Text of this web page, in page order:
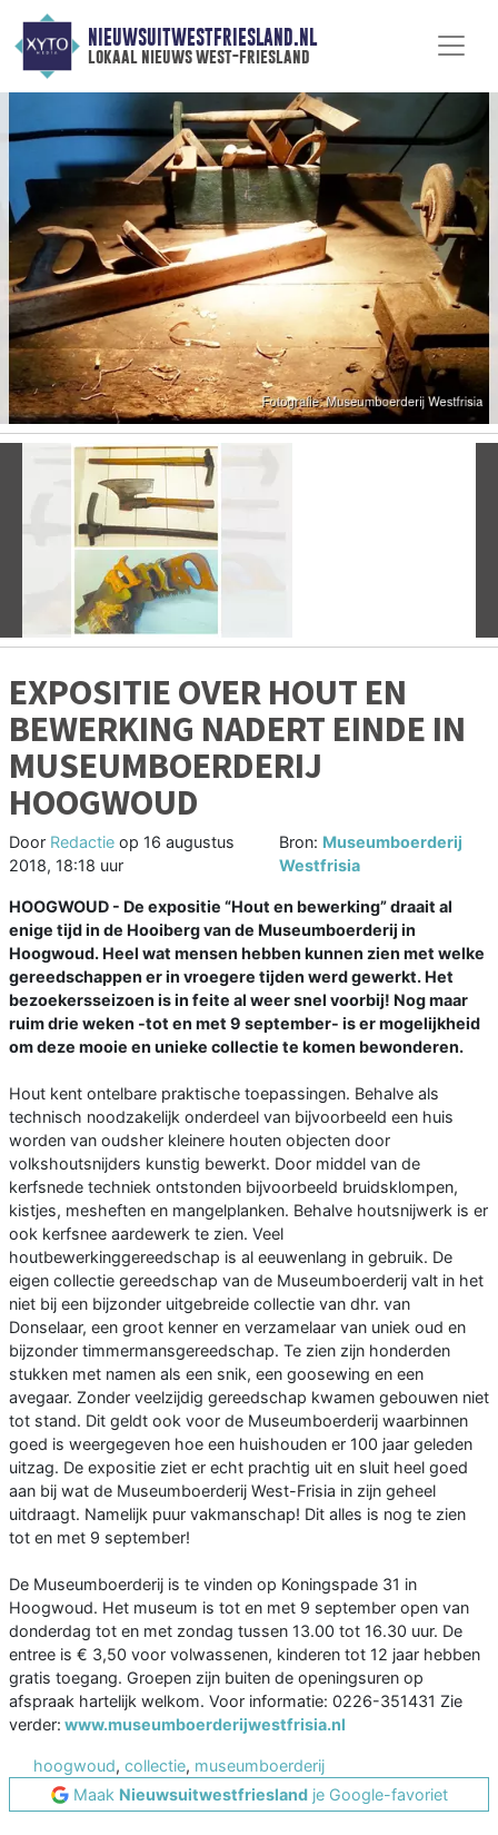
NIEUWSUITWESTFRIESLAND.NL
lokaal nieuws west-friesland
EXPOSITIE OVER HOUT EN
BEWERKING NADERT EINDE IN
MUSEUMBOERDERIJ
HOOGWOUD
Door Redactie op 16 augustus
2018, 18:18 uur
Bron: Museumboerderij
Westfrisia
HOOGWOUD - De expositie “Hout en bewerking” draait al
enige tijd in de Hooiberg van de Museumboerderij in
Hoogwoud. Heel wat mensen hebben kunnen zien met welke
gereedschappen er in vroegere tijden werd gewerkt. Het
bezoekersseizoen is in feite al weer snel voorbij! Nog maar
ruim drie weken -tot en met 9 september- is er mogelijkheid
om deze mooie en unieke collectie te komen bewonderen.
Hout kent ontelbare praktische toepassingen. Behalve als
technisch noodzakelijk onderdeel van bijvoorbeeld een huis
worden van oudsher kleinere houten objecten door
volkshoutsnijders kunstig bewerkt. Door middel van de
kerfsnede techniek ontstonden bijvoorbeeld bruidsklompen,
kistjes, mesheften en mangelplanken. Behalve houtsnijwerk is er
ook kerfsnee aardewerk te zien. Veel
houtbewerkinggereedschap is al eeuwenlang in gebruik. De
eigen collectie gereedschap van de Museumboerderij valt in het
niet bij een bijzonder uitgebreide collectie van dhr. van
Donselaar, een groot kenner en verzamelaar van uniek oud en
bijzonder timmermansgereedschap. Te zien zijn honderden
stukken met namen als een snik, een goosewing en een
avegaar. Zonder veelzijdig gereedschap kwamen gebouwen niet
tot stand. Dit geldt ook voor de Museumboerderij waarbinnen
goed is weergegeven hoe een huishouden er 100 jaar geleden
uitzag. De expositie ziet er echt prachtig uit en sluit heel goed
aan bij wat de Museumboerderij West-Frisia in zijn geheel
uitdraagt. Namelijk puur vakmanschap! Dit alles is nog te zien
tot en met 9 september!
De Museumboerderij is te vinden op Koningspade 31 in
Hoogwoud. Het museum is tot en met 9 september open van
donderdag tot en met zondag tussen 13.00 tot 16.30 uur. De
entree is € 3,50 voor volwassenen, kinderen tot 12 jaar hebben
gratis toegang. Groepen zijn buiten de openingsuren op
afspraak hartelijk welkom. Voor informatie: 0226-351431 Zie
verder: www.museumboerderijwestfrisia.nl
hoogwoud, collectie, museumboerderij
Maak Nieuwsuitwestfrieslandje Google-favoriet